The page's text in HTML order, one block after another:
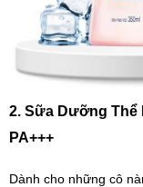
2. Sữa Dưỡng Thể
PA+++
Dành cho những cô